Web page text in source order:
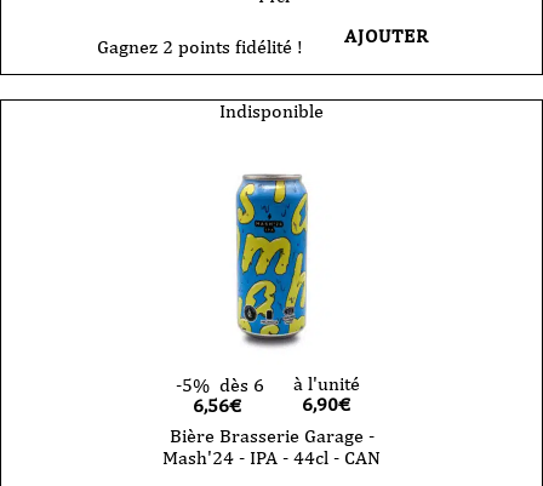
Gagnez 2 points fidélité ! AJOUTER
Indisponible
-5% dès 6
6,56€
à l'unité
6,90€
Bière Brasserie Garage -
Mash'24 - IPA - 44cl - CAN